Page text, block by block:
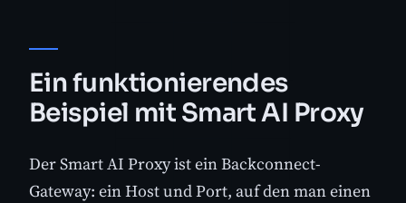
Ein funktionierendes
Beispiel mit Smart AI Proxy
Der Smart AI Proxy ist ein Backconnect-
Gateway: ein Host und Port, auf den man einen